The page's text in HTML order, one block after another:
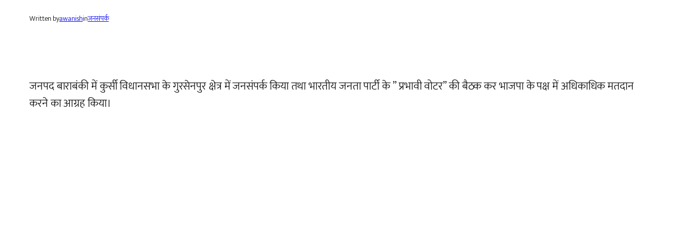
Written byawanishinजनसंपर्क
जनपद बाराबंकी में कुर्सी विधानसभा के गुरसेनपुर क्षेत्र में जनसंपर्क किया तथा भारतीय जनता पार्टी के ” प्रभावी वोटर” की बैठक कर भाजपा के पक्ष में अधिकाधिक मतदान
करने का आग्रह किया।